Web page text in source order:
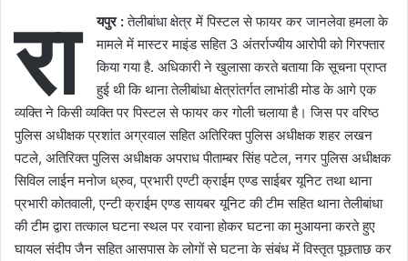
रा यपुर :तेलीबांधा क्षेत्र में पिस्टल से फायर कर जानलेवा हमला के
मामले में मास्टर माइंड सहित 3 अंतर्राज्यीय आरोपी को गिरफ्तार
किया गया है. अधिकारी ने खुलासा करते बताया कि सूचना प्राप्त
हुई थी कि थाना तेलीबांधा क्षेत्रांतर्गत लाभांडी मोड के आगे एक
व्यक्ति ने किसी व्यक्ति पर पिस्टल से फायर कर गोली चलाया है। जिस पर वरिष्ठ
पुलिस अधीक्षक प्रशांत अग्रवाल सहित अतिरिक्त पुलिस अधीक्षक शहर लखन
पटले, अतिरिक्त पुलिस अधीक्षक अपराध पीताम्बर सिंह पटेल, नगर पुलिस अधीक्षक
सिविल लाईन मनोज ध्रुव, प्रभारी एण्टी क्राईम एण्ड साईबर यूनिट तथा थाना
प्रभारी कोतवाली, एन्टी क्राईम एण्ड सायबर यूनिट की टीम सहित थाना तेलीबांधा
की टीम द्वारा तत्काल घटना स्थल पर रवाना होकर घटना का मुआयना करते हुए
घायल संदीप जैन सहित आसपास के लोगों से घटना के संबंध में विस्तृत पूछताछ कर